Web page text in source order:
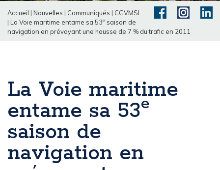
Accueil | Nouvelles | Communiqués | CGVMSL
| La Voie maritime entame sa 53e saison de
navigation en prévoyant une hausse de 7 % du trafic en 2011
La Voie maritime
entame sa 53e
saison de
navigation en